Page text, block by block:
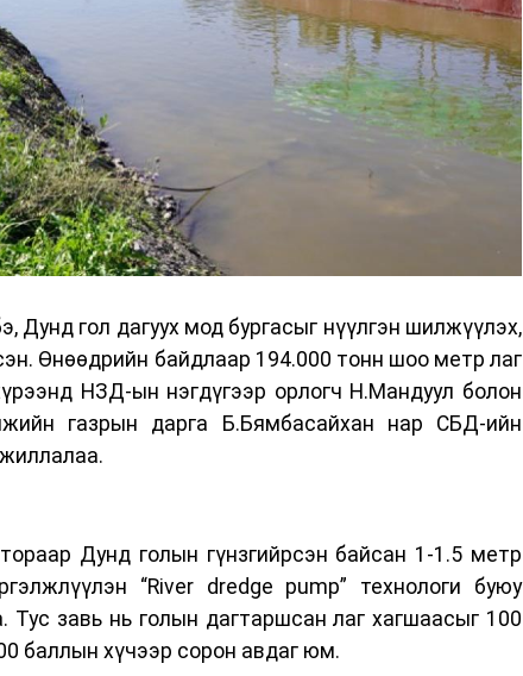
Дунд гол дагуух мод бургасыг нүүлгэн шилжүүлэх,
Өнөөдрийн байдлаар 194.000 тонн шоо метр лаг
НЗД-ын нэгдүгээр орлогч Н.Мандуул болон
газрын дарга Б.Бямбасайхан нар СБД-ийн
Дунд голын гүнзгийрсэн байсан 1-1.5 метр
“River dredge pump” технологи буюу
Тус завь нь голын дагтаршсан лаг хагшаасыг 100
баллын хүчээр сорон авдаг юм.